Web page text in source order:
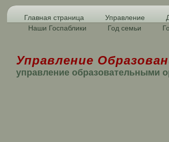
Главная страница Управление
Наши Госпаблики
Год семьи
Управление
управление образовательными